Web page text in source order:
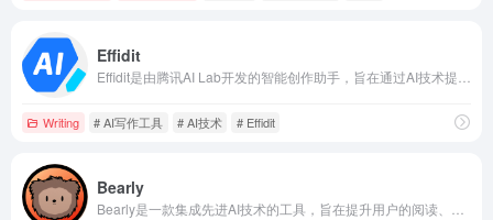
Effidit
Writing # AI写作工具 # AI技术 # Effidit
Bearly